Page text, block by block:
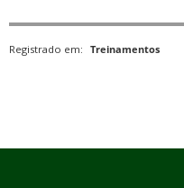
Registrado em: Treinamentos